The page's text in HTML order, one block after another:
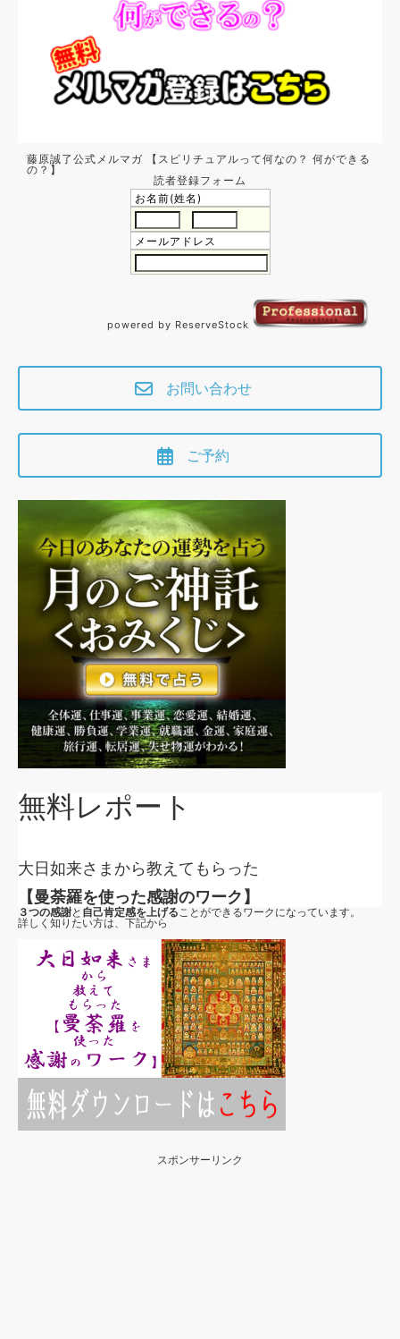
藤原誠了公式メルマガ 【スピリチュアルって何なの？ 何ができる
の？】
読者登録フォーム
お名前(姓名)
メールアドレス
powered by ReserveStock
お問い合わせ
ご予約
無料レポート
大日如来さまから教えてもらった
【曼荼羅を使った感謝のワーク】
３つの感謝と 自己肯定感を上げることができるワークになっています。
詳しく知りたい方は、下記から
スポンサーリンク